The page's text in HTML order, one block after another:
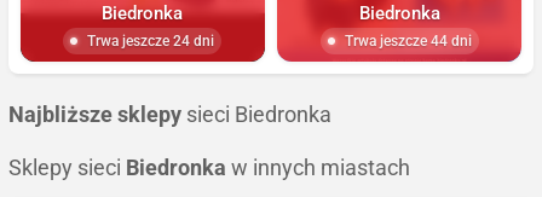
Biedronka
Trwa jeszcze 24 dni
Biedronka
Trwa jeszcze 44 dni
Najbliższe sklepy sieci Biedronka
Sklepy sieci Biedronka w innych miastach